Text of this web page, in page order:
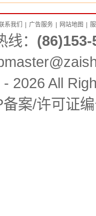
系我们 广告服务 网站地图
：
2026 All
备案/许可证